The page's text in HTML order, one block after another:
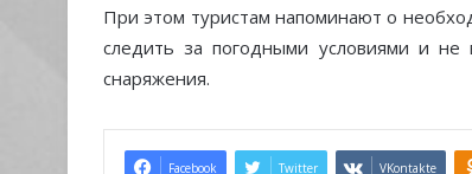
При этом туристам напоминают о
следить за погодными условиями и
снаряжения.
Facebook Twitter VKontakte